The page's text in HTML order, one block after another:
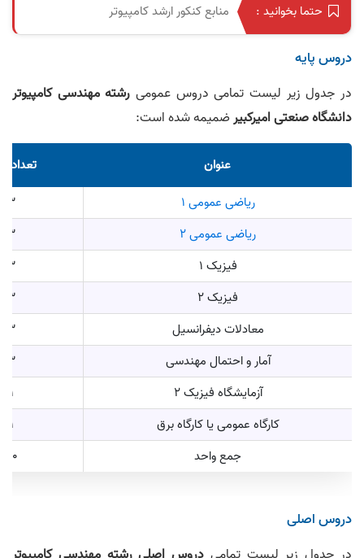
حتما بخوانید : منابع کنکور ارشد کامپیوتر
دروس پایه
در جدول زیر لیست تمامی دروس عمومی رشته مهندسی کامپیوتر
دانشگاه صنعتی امیرکبیرضمیمه شده است:
عنوان
تعداد
ریاضی عمومی ۱
3
ریاضی عمومی ۲
3
فیزیک 1
3
فیزیک 2
3
معادلات دیفرانسیل
3
آمار و احتمال مهندسی
3
آزمایشگاه فیزیک 2
1
کارگاه عمومی یا کارگاه برق
1
جمع واحد
20
دروس اصلی